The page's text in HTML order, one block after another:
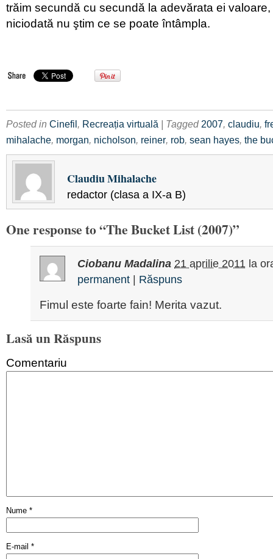
trăim secundă cu secundă la adevărata ei
niciodată nu ştim ce se poate întâmpla.
Posted in Cinefil, Recreația virtuală | Tagged 2007, claudiu,
mihalache, morgan, nicholson, reiner, rob, sean hayes, the
Claudiu Mihalache
redactor (clasa a IX-a B)
One response to “The Bucket List (2007)”
Ciobanu Madalina 21 aprilie 2011 la
permanent
Răspuns
Fimul este foarte fain! Merita vazut.
Lasă un Răspuns
Comentariu
Nume *
E-mail *